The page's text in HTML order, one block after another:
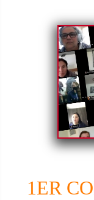
1ER